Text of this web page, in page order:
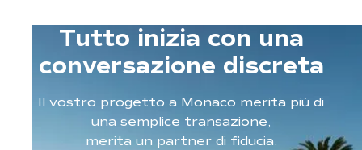
Tutto inizia con una
conversazione discreta
Il vostro progetto a Monaco merita più di
una semplice transazione,
merita un partner di fiducia.